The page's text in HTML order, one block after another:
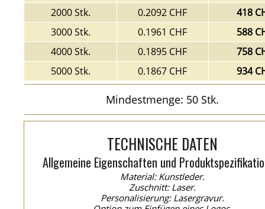
2000 Stk.
0.2092 CHF
418
3000 Stk.
0.1961 CHF
588
4000 Stk.
0.1895 CHF
758
5000 Stk.
0.1867 CHF 934
Mindestmenge: 50 Stk.
TECHNISCHE DATEN
Allgemeine Eigenschaften und
Material: Kunstleder.
Zuschnitt: Laser.
Personalisierung: Lasergravur.